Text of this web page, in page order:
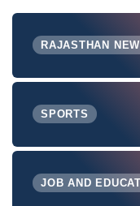
RAJASTHAN
SPORTS
JOB AND